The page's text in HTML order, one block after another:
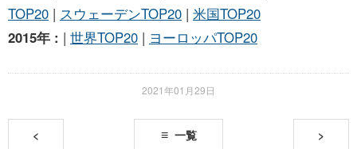
TOP20 | スウェーデンTOP20 | 米国TOP20
2015年 : | 世界TOP20 | ヨーロッパTOP20
2021年01月29日
< 一覧 >